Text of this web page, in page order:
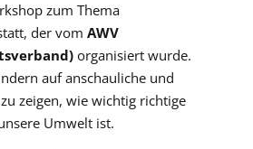
zum Thema
der vom AWV
organisiert wurde.
auf anschauliche und
zeigen, wie wichtig richtige
Umwelt ist.